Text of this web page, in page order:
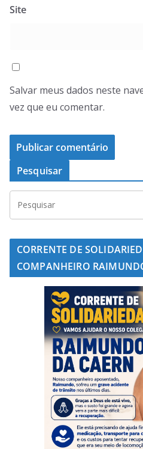
Site
Salvar meus dados neste
vez que eu comentar.
Pesquisar
CORRENTE DE
COMPANHEIRO